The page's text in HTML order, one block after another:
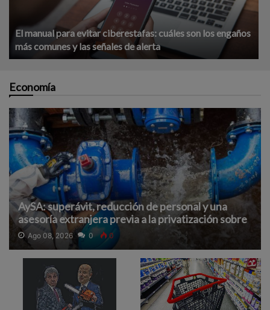
El manual para evitar ciberestafas: cuáles son los engaños
más comunes y las señales de alerta
Economía
AySA: superávit, reducción de personal y una
asesoría extranjera previa a la privatización sobre
la que hay pocos detalles
Ago 08, 2026 0 0